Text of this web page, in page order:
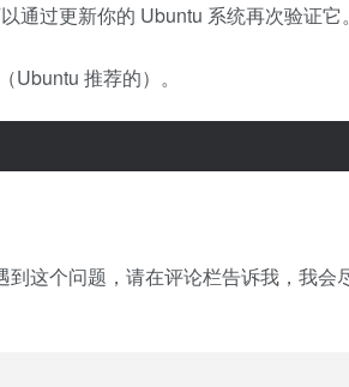
通过更新你的 Ubuntu 系统再次验证它。
推荐的）。
这个问题，请在评论栏告诉我，我会